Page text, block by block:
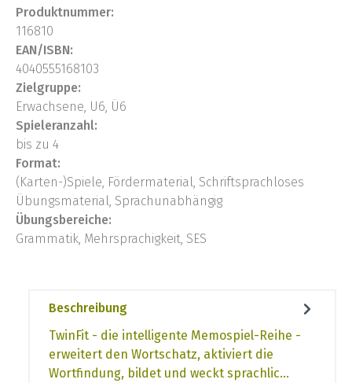
Produktnummer:
116810
EAN/ISBN:
4040555168103
Zielgruppe:
Erwachsene, U6, Ü6
Spieleranzahl:
bis zu 4
Format:
(Karten-)Spiele, Fördermaterial, Schriftsprachloses
Übungsmaterial, Sprachunabhängig
Übungsbereiche:
Grammatik, Mehrsprachigkeit, SES
Beschreibung
TwinFit - die intelligente Memospiel-Reihe -
erweitert den Wortschatz, aktiviert die
Wortfindung, bildet und weckt sprachlic…